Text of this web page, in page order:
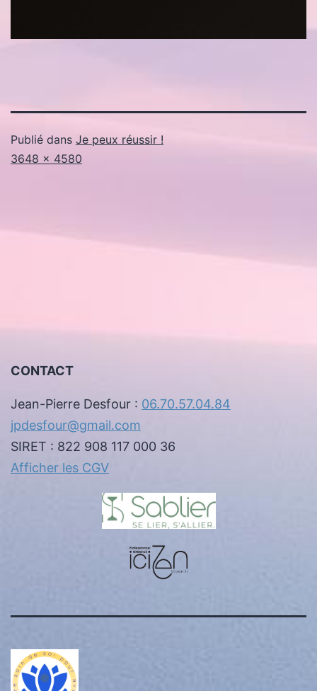
Publié dans Je peux réussir !
Taille
3648 × 4580
CONTACT
Jean-Pierre Desfour : 06.70.57.04.84
jpdesfour@gmail.com
SIRET : 822 908 117 000 36
Afficher les CGV